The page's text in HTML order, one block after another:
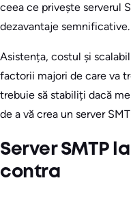
ceea ce privește serverul
dezavantaje semnificative.
Asistența, costul și
factorii majori de care va
trebuie să stabiliți dacă
de a vă crea un server
Server SMTP
contra